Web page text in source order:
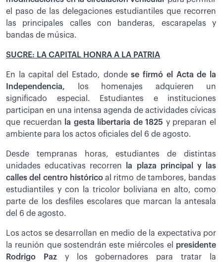
el paso de las delegaciones estudiantiles que recorren
las principales calles con banderas, escarapelas y
bandas de música.
SUCRE: LA CAPITAL HONRA A LA PATRIA
En la capital del Estado, dondese firmó el Acta de la
Independencia, los homenajes adquieren un
significado especial. Estudiantes e instituciones
participan en una intensa agenda de actividades cívicas
que recuerdan
la gesta libertaria de 1825 y preparan el
ambiente para los actos oficiales del 6 de agosto.
Desde tempranas horas, estudiantes de distintas
unidades educativas recorren la plaza principal y las
calles del centro históricoal ritmo de tambores, bandas
estudiantiles y con la tricolor boliviana en alto, como
parte de los desfiles escolares que marcan la antesala
del 6 de agosto.
Los actos se desarrollan en medio de la expectativa por
la reunión que sostendrán este miércoles el presidente
Rodrigo Pazy los gobernadores para tratar la